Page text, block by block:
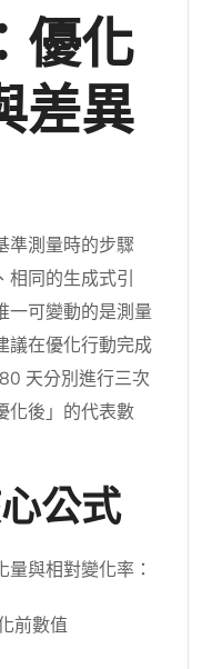
優化
差異
準測量時的步驟
同的生成式引
一可變動的是測量
議在優化行動完成
天分別進行三次
化後」的代表數
公式
與相對變化率：
前數值